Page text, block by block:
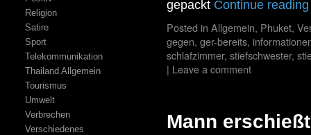
Religion
Satire
Sport
Telekommunikation
Thailand Allgemein
Tourismus
Umwelt
Verbrechen
Verschiedenes
gepackt Continue
Posted in Allgemein, Phuket,
gegen, ger-bereits,
schlafzimmer, stiefschwester,
| Leave a comment
Mann